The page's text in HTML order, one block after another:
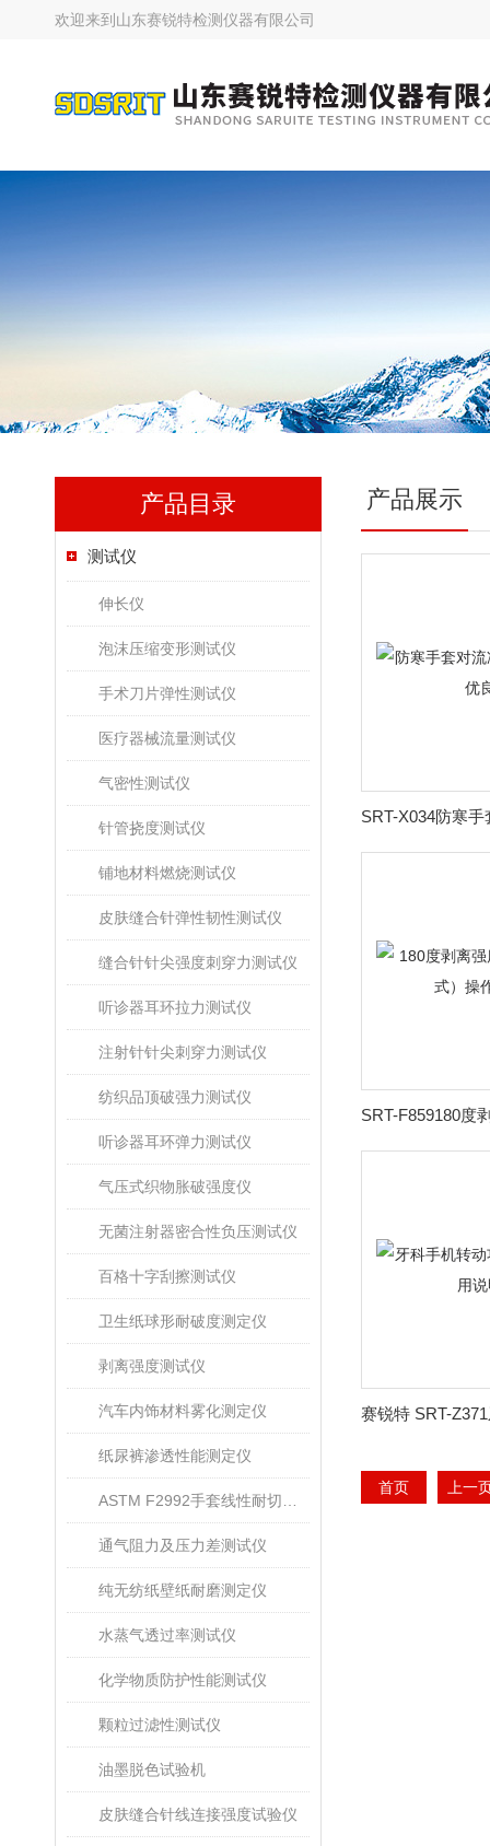
欢迎来到 山东赛锐特检测仪器有限公司
产品目录
测试仪
伸长仪
泡沫压缩变形测试仪
手术刀片弹性测试仪
医疗器械流量测试仪
气密性测试仪
针管挠度测试仪
铺地材料燃烧测试仪
皮肤缝合针弹性韧性测试仪
缝合针针尖强度刺穿力测试仪
听诊器耳环拉力测试仪
注射针针尖刺穿力测试仪
纺织品顶破强力测试仪
听诊器耳环弹力测试仪
气压式织物胀破强度仪
无菌注射器密合性负压测试仪
百格十字刮擦测试仪
卫生纸球形耐破度测定仪
剥离强度测试仪
汽车内饰材料雾化测定仪
纸尿裤渗透性能测定仪
通气阻力及压力差测试仪
纯无纺纸壁纸耐磨测定仪
水蒸气透过率测试仪
化学物质防护性能测试仪
颗粒过滤性测试仪
油墨脱色试验机
皮肤缝合针线连接强度试验仪
产品展示
首页 上一